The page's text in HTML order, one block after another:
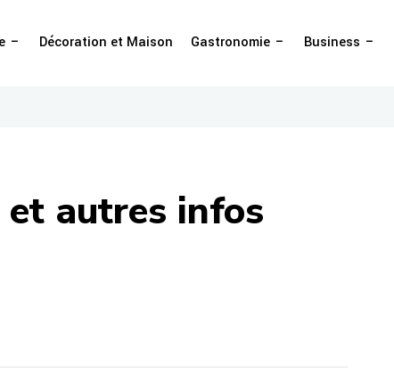
Décoration et Maison Gastronomie Business
autres infos